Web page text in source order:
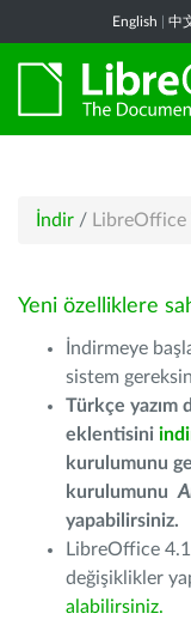
English 中
İndir / LibreOffice
Yeni özelliklere
İndirmeye
sistem
Türkçe yazım
eklentisini
kurulumunu
kurulumunu
yapabilirsiniz.
LibreOffice
değişiklikler
alabilirsiniz.